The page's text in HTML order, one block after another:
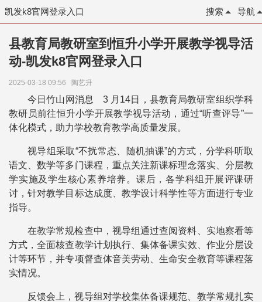
凯发k8官网登录入口 导航
搜索
县教育局教研室到恒升小学开展教学视导活
动-凯发k8官网登录入口
2025-03-18 09:56 陶艺升
今日竹山网消息 3 月14日，县教育局教研室组织学科
教研员前往恒升小学开展教学视导活动，通过“听查评导”一
体化模式，助力学校教育教学高质量发展。
视导组采取“不扰常态、随机抽课”的方式，分学科听取
语文、数学等多门课程，重点关注新课标理念落实、分层教
学实施及学生核心素养培养。课后，各学科组开展评课研
讨，针对教学目标达成度、教学设计科学性等方面进行专业
指导。
在教学常规检查中，视导组通过查阅资料、实地察看等
方式，全面核查教学计划执行、集体备课实效、作业分层设
计等环节，并专项督查体音美劳动、生命安全教育等课程落
实情况。
反馈会上，视导组对学校集体备课规范、教学常规扎实